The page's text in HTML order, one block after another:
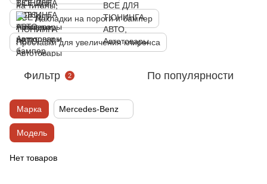
Накладки на пороги и бампер
Проставки для увеличения клиренса
Фильтр 2 По популярности
Марка Mercedes-Benz
Модель
Нет товаров